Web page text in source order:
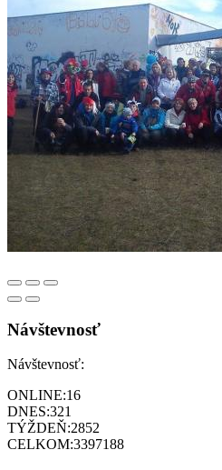
Návštevnosť
Návštevnosť:
ONLINE:16
DNES:321
TÝŽDEŇ:2852
CELKOM:3397188